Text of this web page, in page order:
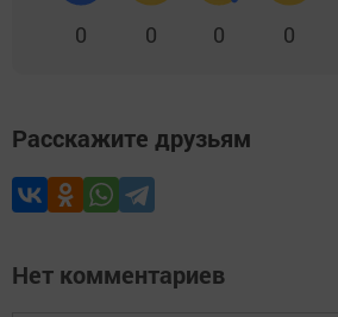
0 0 0 0
Расскажите друзьям
Нет комментариев